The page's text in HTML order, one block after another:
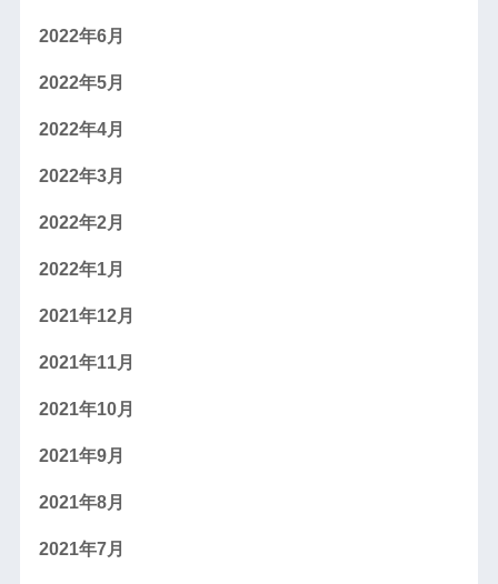
2022年6月
2022年5月
2022年4月
2022年3月
2022年2月
2022年1月
2021年12月
2021年11月
2021年10月
2021年9月
2021年8月
2021年7月